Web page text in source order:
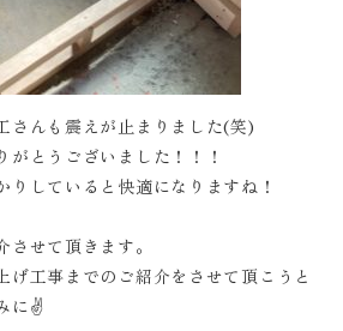
さんも震えが止まりました(笑)
がとうございました！！！
りしていると快適になりますね！
せて頂きます。
げ工事までのご紹介をさせて頂こうと
に✌